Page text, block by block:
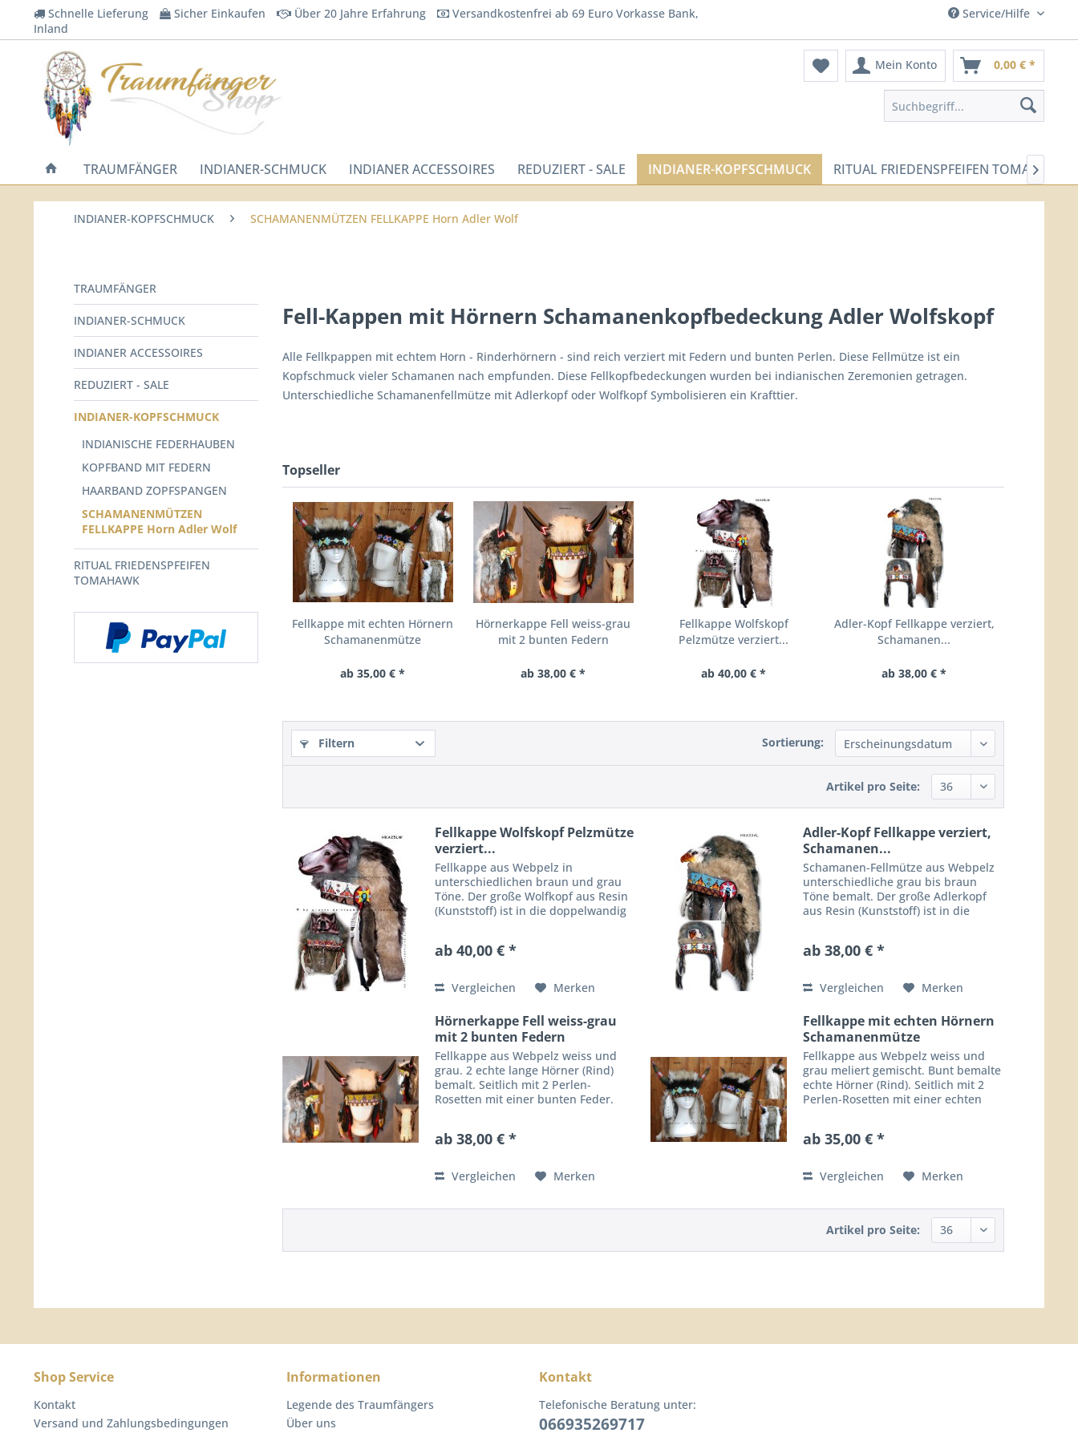
Schnelle Lieferung Sicher Einkaufen Über 20 Jahre Erfahrung
Versandkostenfrei ab 69 Euro Vorkasse Bank,
Inland
Service/Hilfe
Mein Konto 0,00 € *
TRAUMFÄNGER INDIANER-SCHMUCK INDIANER ACCESSOIRES REDUZIERT - SALE INDIANER-KOPFSCHMUCK RITUAL FRIEDENSPFEIFEN TOMAHAWK

INDIANER-KOPFSCHMUCK SCHAMANENMÜTZEN FELLKAPPE Horn Adler Wolf
TRAUMFÄNGER
INDIANER-SCHMUCK
INDIANER ACCESSOIRES
REDUZIERT - SALE
INDIANER-KOPFSCHMUCK
INDIANISCHE FEDERHAUBEN
KOPFBAND MIT FEDERN
HAARBAND ZOPFSPANGEN
SCHAMANENMÜTZEN
FELLKAPPE Horn Adler Wolf
RITUAL FRIEDENSPFEIFEN
TOMAHAWK
Fell-Kappen mit Hörnern Schamanenkopfbedeckung Adler Wolfskopf
Alle Fellkpappen mit echtem Horn - Rinderhörnern - sind reich verziert mit Federn und bunten Perlen. Diese Fellmütze ist ein
Kopfschmuck vieler Schamanen nach empfunden. Diese Fellkopfbedeckungen wurden bei indianischen Zeremonien getragen.
Unterschiedliche Schamanenfellmütze mit Adlerkopf oder Wolfkopf Symbolisieren ein Krafttier.
Topseller
Fellkappe mit echten Hörnern
Schamanenmütze
ab 35,00 € *
Hörnerkappe Fell weiss-grau
mit 2 bunten Federn
ab 38,00 € *
Fellkappe Wolfskopf
Pelzmütze verziert...
ab 40,00 € *
Adler-Kopf Fellkappe verziert,
Schamanen...
ab 38,00 € *
Filtern Sortierung:
Artikel pro Seite:
Fellkappe Wolfskopf Pelzmütze
verziert...
Fellkappe aus Webpelz in
unterschiedlichen braun und grau
Töne. Der große Wolfkopf aus Resin
(Kunststoff) ist in die doppelwandig
und einer bunten Feder mit...
ab 40,00 € *
Vergleichen Merken
Adler-Kopf Fellkappe verziert,
Schamanen...
Schamanen-Fellmütze aus Webpelz
unterschiedliche grau bis braun
Töne bemalt. Der große Adlerkopf
aus Resin (Kunststoff) ist in die
Perlen-Rosetten mit einer bunten
ab 38,00 € *
Vergleichen Merken
Hörnerkappe Fell weiss-grau
mit 2 bunten Federn
Fellkappe aus Webpelz weiss und
grau. 2 echte lange Hörner (Rind)
bemalt. Seitlich mit 2 Perlen-
Rosetten mit einer bunten Feder.
kräftigem Filzstoff aussen Webpelz.
ab 38,00 € *
Vergleichen Merken
Fellkappe mit echten Hörnern
Schamanenmütze
Fellkappe aus Webpelz weiss und
grau meliert gemischt. Bunt bemalte
echte Hörner (Rind). Seitlich mit 2
Perlen-Rosetten mit einer echten
HINWEIS: 100% Handarbeit -...
ab 35,00 € *
Vergleichen Merken
Artikel pro Seite:
Shop Service
Kontakt
Versand und Zahlungsbedingungen
Informationen
Legende des Traumfängers
Über uns
Kontakt
Telefonische Beratung unter:
066935269717